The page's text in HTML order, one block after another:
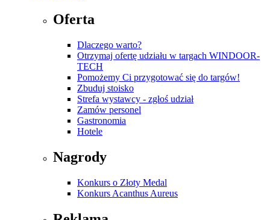
Oferta
Dlaczego warto?
Otrzymaj ofertę udziału w targach WINDOOR-
TECH
Pomożemy Ci przygotować się do targów!
Zbuduj stoisko
Strefa wystawcy - zgłoś udział
Zamów personel
Gastronomia
Hotele
Nagrody
Konkurs o Złoty Medal
Konkurs Acanthus Aureus